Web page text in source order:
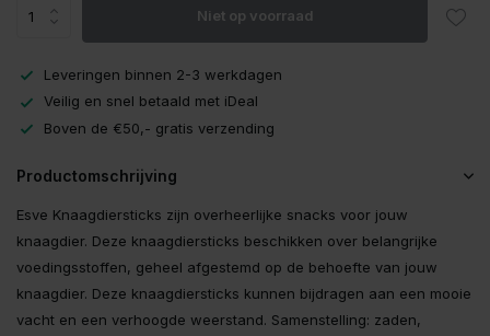
Niet op voorraad
Leveringen binnen 2-3 werkdagen
Veilig en snel betaald met iDeal
Boven de €50,- gratis verzending
Productomschrijving
Esve Knaagdiersticks zijn overheerlijke snacks voor jouw
knaagdier. Deze knaagdiersticks beschikken over belangrijke
voedingsstoffen, geheel afgestemd op de behoefte van jouw
knaagdier. Deze knaagdiersticks kunnen bijdragen aan een mooie
vacht en een verhoogde weerstand. Samenstelling: zaden,